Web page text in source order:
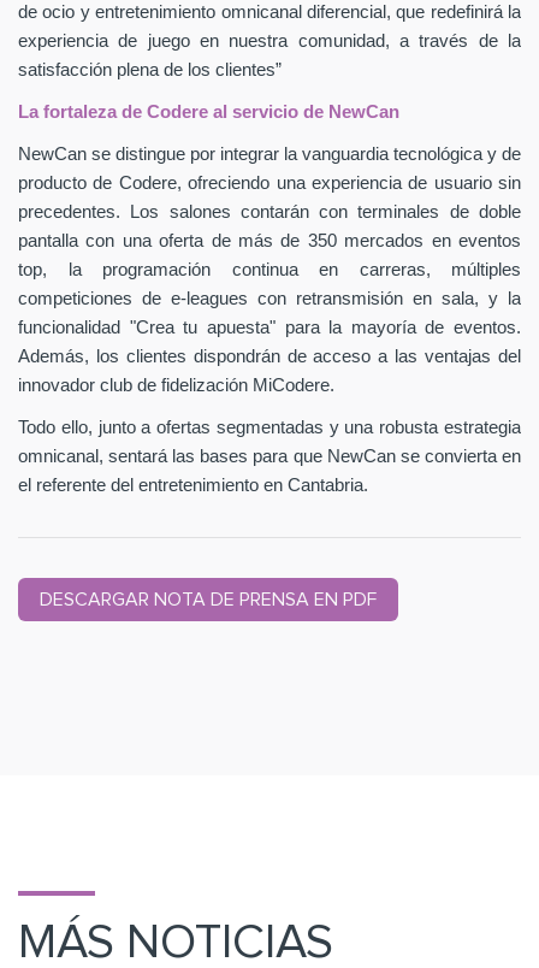
de ocio y entretenimiento omnicanal diferencial, que redefinirá la
experiencia de juego en nuestra comunidad, a través de la
satisfacción plena de los clientes”
La fortaleza de Codere al servicio de NewCan
NewCan se distingue por integrar la vanguardia tecnológica y de
producto de Codere, ofreciendo una experiencia de usuario sin
precedentes. Los salones contarán con terminales de doble
pantalla con una oferta de más de 350 mercados en eventos
top, la programación continua en carreras, múltiples
competiciones de e-leagues con retransmisión en sala, y la
funcionalidad "Crea tu apuesta" para la mayoría de eventos.
Además, los clientes dispondrán de acceso a las ventajas del
innovador club de fidelización MiCodere.
Todo ello, junto a ofertas segmentadas y una robusta estrategia
omnicanal, sentará las bases para que NewCan se convierta en
el referente del entretenimiento en Cantabria.
DESCARGAR NOTA DE PRENSA EN PDF
MÁS NOTICIAS